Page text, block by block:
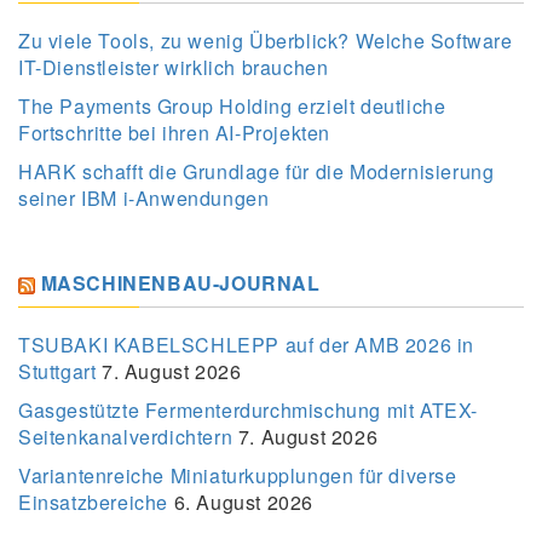
Zu viele Tools, zu wenig Überblick? Welche Software
IT-Dienstleister wirklich brauchen
The Payments Group Holding erzielt deutliche
Fortschritte bei ihren AI-Projekten
HARK schafft die Grundlage für die Modernisierung
seiner IBM i-Anwendungen
MASCHINENBAU-JOURNAL
TSUBAKI KABELSCHLEPP auf der AMB 2026 in
Stuttgart 7. August 2026
Gasgestützte Fermenterdurchmischung mit ATEX-
Seitenkanalverdichtern 7. August 2026
Variantenreiche Miniaturkupplungen für diverse
Einsatzbereiche 6. August 2026